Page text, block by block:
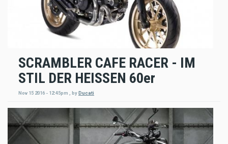
SCRAMBLER CAFE RACER - IM
STIL DER HEISSEN 60er
Nov 15 2016 - 12:45pm byDucati